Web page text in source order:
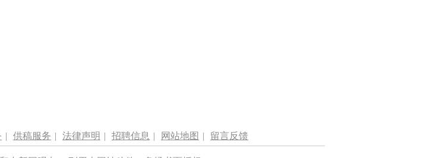
| 供稿服务 | 法律声明 | 招聘信息 | 网站地图 | 留言反馈